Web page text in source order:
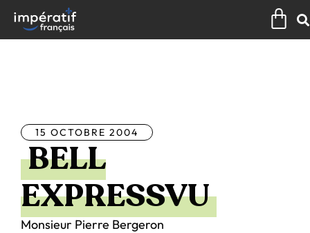
contenu
15 OCTOBRE 2004
BELL
EXPRESSVU
Monsieur Pierre Bergeron